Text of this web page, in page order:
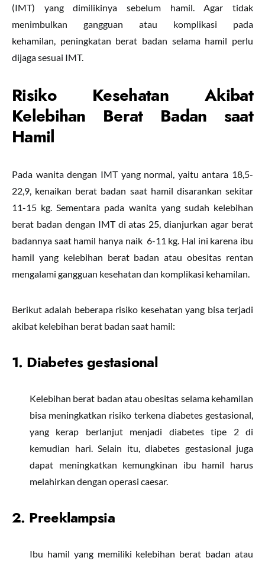
(IMT) yang dimilikinya sebelum hamil. Agar tidak
menimbulkan gangguan atau komplikasi pada
kehamilan, peningkatan berat badan selama hamil perlu
dijaga sesuai IMT.
Risiko Kesehatan Akibat
Kelebihan Berat Badan saat
Hamil
Pada wanita dengan IMT yang normal, yaitu antara 18,5-
22,9, kenaikan berat badan saat hamil disarankan sekitar
11-15 kg. Sementara pada wanita yang sudah kelebihan
berat badan dengan IMT di atas 25, dianjurkan agar berat
badannya saat hamil hanya naik 6-11 kg. Hal ini karena ibu
hamil yang kelebihan berat badan atau obesitas rentan
mengalami gangguan kesehatan dan komplikasi kehamilan.
Berikut adalah beberapa risiko kesehatan yang bisa terjadi
akibat kelebihan berat badan saat hamil:
1. Diabetes gestasional
Kelebihan berat badan atau obesitas selama kehamilan
bisa meningkatkan risiko terkena diabetes gestasional,
yang kerap berlanjut menjadi diabetes tipe 2 di
kemudian hari. Selain itu, diabetes gestasional juga
dapat meningkatkan kemungkinan ibu hamil harus
melahirkan dengan operasi caesar.
2. Preeklampsia
Ibu hamil yang memiliki kelebihan berat badan atau